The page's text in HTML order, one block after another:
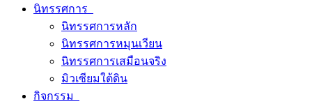
นิทรรศการ
นิทรรศการหลัก
นิทรรศการหมุนเวียน
นิทรรศการเสมือนจริง
มิวเซียมใต้ดิน
กิจกรรม